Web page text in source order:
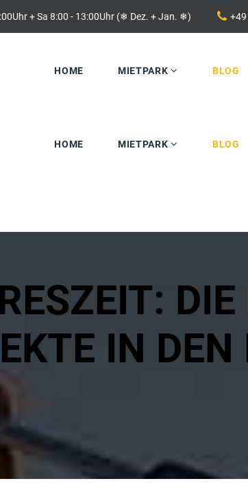
+ Sa 8:00 - 13:00Uhr (❄ Dez. + Jan. ❄)
HOME MIETPARK
Anhänger
Saunen
BLOG
HOME MIETPARK
Microbagger
Verdichtung
Gartengeräte
Anhänger
BLOG
IN DEN